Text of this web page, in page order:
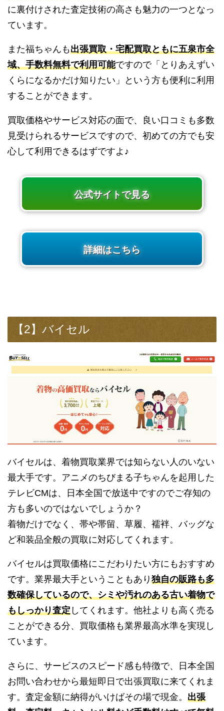
に裏付けされた査定技術の高さも魅力の一つとなっ
ています。
また福ちゃんも出張買取・宅配買取ともに五泉市全
域、手数料無料で利用可能ですので「とりあえずい
くらになるかだけ知りたい」という方も便利に利用
することができます。
買取価格やサービス対応の面で、良い口コミも多数
見受けられるサービスですので、初めての方でも安
心して利用できるはずですよ♪
公式サイトで見る
詳細はこちら
【2】バイセル
バイセルは、着物買取業界では知らない人のいない
最大手です。アニメのちびまる子ちゃんを起用した
テレビCMは、日本全国で放送中ですのでご存知の
方も多いのではないでしょうか？
着物だけでなく、帯や帯留、草履、襦袢、バッグな
ど和装品全般の買取に対応してくれます。
バイセルは買取価格にこだわりたい方にもおすすめ
です。業界最大手ということもあり 独自の販路も多
数確保しているので、シミや汚れのある古い着物で
もしっかり査定 してくれます。他社よりも高く売る
ことができる分、買取価格も業界最高水準を実現し
ています。
さらに、サービスのスピード感も特徴で、日本全国
お問い合わせから最短即日で出張買取に来てくれま
す。査定金額に納得がいけばその場で現金。 出張